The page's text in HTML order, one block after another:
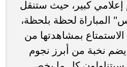
إعلامي كبير، حيث ستنقل
المباراة لحظة بلحظة،
بمشاهدتها من
نخبة من أبرز نجوم